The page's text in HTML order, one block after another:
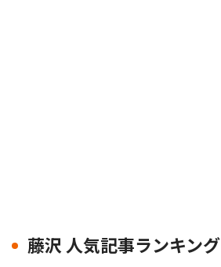
藤沢 人気記事ランキング